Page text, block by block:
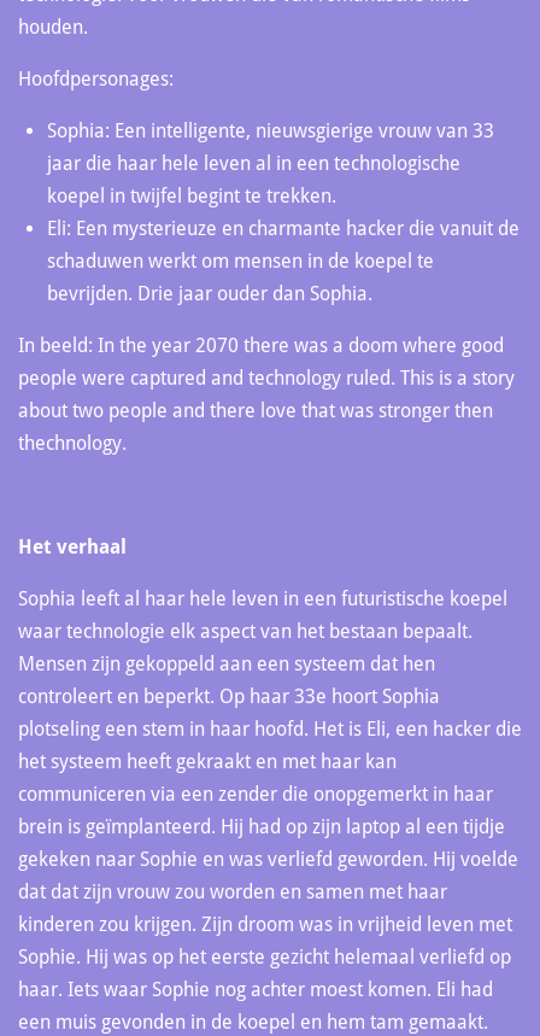
houden.
Hoofdpersonages:
Sophia: Een intelligente, nieuwsgierige vrouw van 33
jaar die haar hele leven al in een technologische
koepel in twijfel begint te trekken.
Eli: Een mysterieuze en charmante hacker die vanuit de
schaduwen werkt om mensen in de koepel te
bevrijden. Drie jaar ouder dan Sophia.
In beeld: In the year 2070 there was a doom where good
people were captured and technology ruled. This is a story
about two people and there love that was stronger then
thechnology.
Het verhaal
Sophia leeft al haar hele leven in een futuristische koepel
waar technologie elk aspect van het bestaan bepaalt.
Mensen zijn gekoppeld aan een systeem dat hen
controleert en beperkt. Op haar 33e hoort Sophia
plotseling een stem in haar hoofd. Het is Eli, een hacker die
het systeem heeft gekraakt en met haar kan
communiceren via een zender die onopgemerkt in haar
brein is geïmplanteerd. Hij had op zijn laptop al een tijdje
gekeken naar Sophie en was verliefd geworden. Hij voelde
dat dat zijn vrouw zou worden en samen met haar
kinderen zou krijgen. Zijn droom was in vrijheid leven met
Sophie. Hij was op het eerste gezicht helemaal verliefd op
haar. Iets waar Sophie nog achter moest komen. Eli had
een muis gevonden in de koepel en hem tam gemaakt.